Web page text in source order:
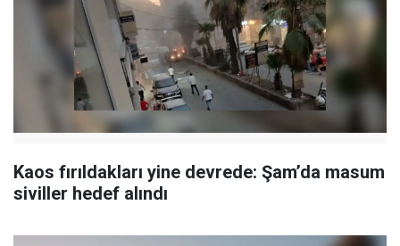
Kaos fırıldakları yine devrede: Şam’da masum
siviller hedef alındı